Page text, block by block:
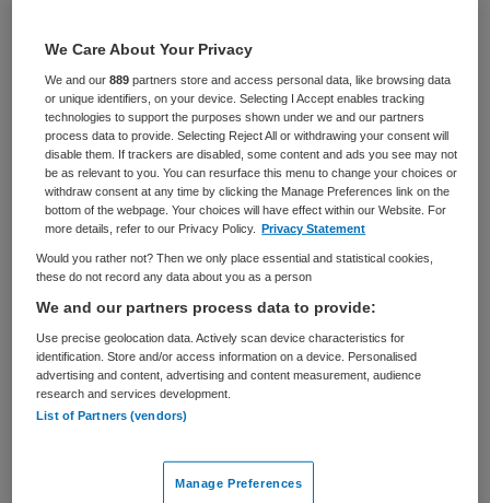
VAKGEBIED
Adviseur
BRANCHE
Verpleeghuis
AANSTELLING
Tijdelijk dienstverband
PLAATSINGSDATUM
12 oktober 2025
NIVEAU
HBO
Ervaren
DIENSTVERBAND
Parttime
Vacature niet beschikbaar
Deze vacature Beleidsadviseur belangenbehartiging bij
Verenso is niet meer actueel. Hieronder staan enkele
We Care About Your Privacy
We and our889 partners store and access personal data, like browsing data
or unique identifiers, on your device. Selecting I Accept enables tracking
technologies to support the purposes shown under we and our partners
process data to provide. Selecting Reject All or withdrawing your consent will
disable them. If trackers are disabled, some content and ads you see may not
be as relevant to you. You can resurface this menu to change your choices or
withdraw consent at any time by clicking the Manage Preferences link on the
bottom of the webpage. Your choices will have effect within our Website. For
more details, refer to our Privacy Policy.
Privacy Statement
Would you rather not? Then we only place essential and statistical cookies,
these do not record any data about you as a person
We and our partners process data to provide:
Use precise geolocation data. Actively scan device characteristics for
identification. Store and/or access information on a device. Personalised
advertising and content, advertising and content measurement, audience
research and services development.
List of Partners (vendors)
Manage Preferences